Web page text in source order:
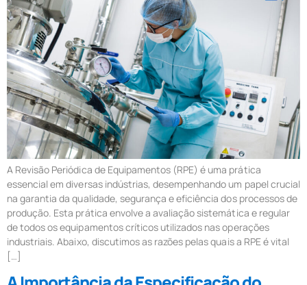
A Revisão Periódica de Equipamentos (RPE) é uma prática
essencial em diversas indústrias, desempenhando um papel crucial
na garantia da qualidade, segurança e eficiência dos processos de
produção. Esta prática envolve a avaliação sistemática e regular
de todos os equipamentos críticos utilizados nas operações
industriais. Abaixo, discutimos as razões pelas quais a RPE é vital
[…]